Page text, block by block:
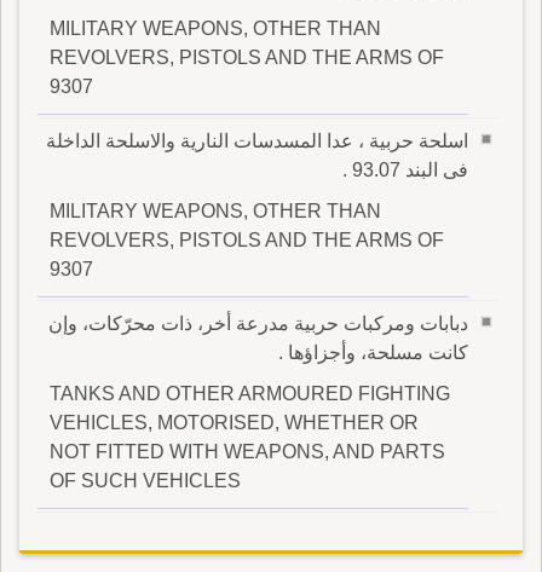
MILITARY WEAPONS, OTHER THAN
REVOLVERS, PISTOLS AND THE ARMS OF
9307
اسلحة حربية ، عدا المسدسات النارية والاسلحة الداخلة
فى البند 93.07 .
MILITARY WEAPONS, OTHER THAN
REVOLVERS, PISTOLS AND THE ARMS OF
9307
دبابات ومركبات حربية مدرعة أخر، ذات محرّكات، وإن
كانت مسلحة، وأجزاؤها .
TANKS AND OTHER ARMOURED FIGHTING
VEHICLES, MOTORISED, WHETHER OR
NOT FITTED WITH WEAPONS, AND PARTS
OF SUCH VEHICLES